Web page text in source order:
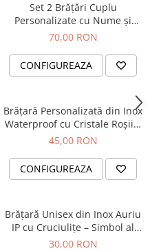
Set 2 Brățări Cuplu
Personalizate cu Nume și
Inimioară – Aluminiu Auriu
70,00 RON
CONFIGUREAZA
Brățară Personalizată din Inox
Waterproof cu Cristale Roșii –
Bijuterie Elegantă cu Nume
45,00 RON
CONFIGUREAZA
Brățară Unisex din Inox Auriu
IP cu Cruciulițe – Simbol al
Credinței și Forței Interioare
30,00 RON